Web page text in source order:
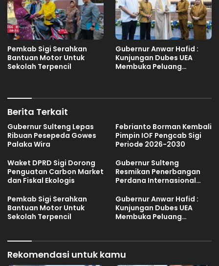
Pemkab Sigi Serahkan
Bantuan Motor Untuk
Sekolah Terpencil
Gubernur Anwar Hafid :
Kunjungan Dubes UEA
Membuka Peluang
Berita Terkait
Gubernur Sulteng Lepas
Ribuan Pesepeda Gowes
Palaka Wira
Febrianto Borman Kembali
Pimpin IOF Pengcab Sigi
Periode 2026-2030
Waket DPRD Sigi Dorong
Penguatan Carbon Market
dan Fiskal Ekologis
Gubernur Sulteng
Resmikan Penerbangan
Perdana Internasional
Pemkab Sigi Serahkan
Bantuan Motor Untuk
Sekolah Terpencil
Gubernur Anwar Hafid :
Kunjungan Dubes UEA
Membuka Peluang
Rekomendasi untuk kamu